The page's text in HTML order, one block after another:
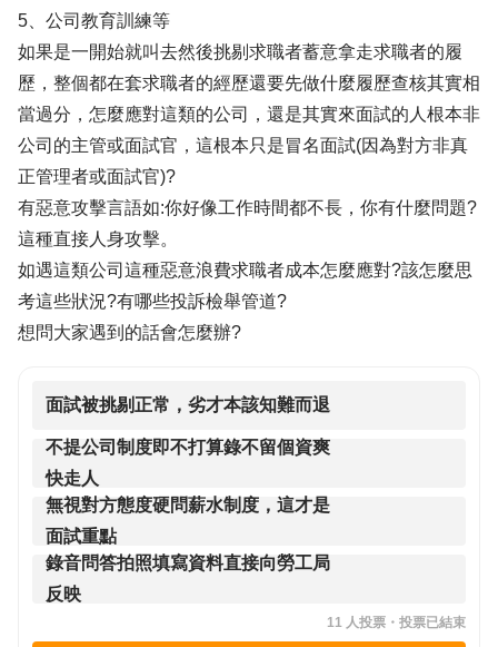
5、公司教育訓練等
如果是一開始就叫去然後挑剔求職者蓄意拿走求職者的履
歷，整個都在套求職者的經歷還要先做什麼履歷查核其實相
當過分，怎麼應對這類的公司，還是其實來面試的人根本非
公司的主管或面試官，這根本只是冒名面試(因為對方非真
正管理者或面試官)?
有惡意攻擊言語如:你好像工作時間都不長，你有什麼問題?
這種直接人身攻擊。
如遇這類公司這種惡意浪費求職者成本怎麼應對?該怎麼思
考這些狀況?有哪些投訴檢舉管道?
想問大家遇到的話會怎麼辦?
面試被挑剔正常，劣才本該知難而退
不提公司制度即不打算錄不留個資爽
快走人
無視對方態度硬問薪水制度，這才是
面試重點
錄音問答拍照填寫資料直接向勞工局
反映
11 人投票・ 投票已結束